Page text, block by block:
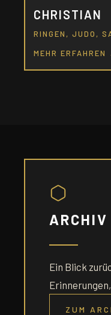
CHRISTIAN
RINGEN, JUDO,
MEHR ERFAHREN
ARCHIV
Ein Blick
ZUM